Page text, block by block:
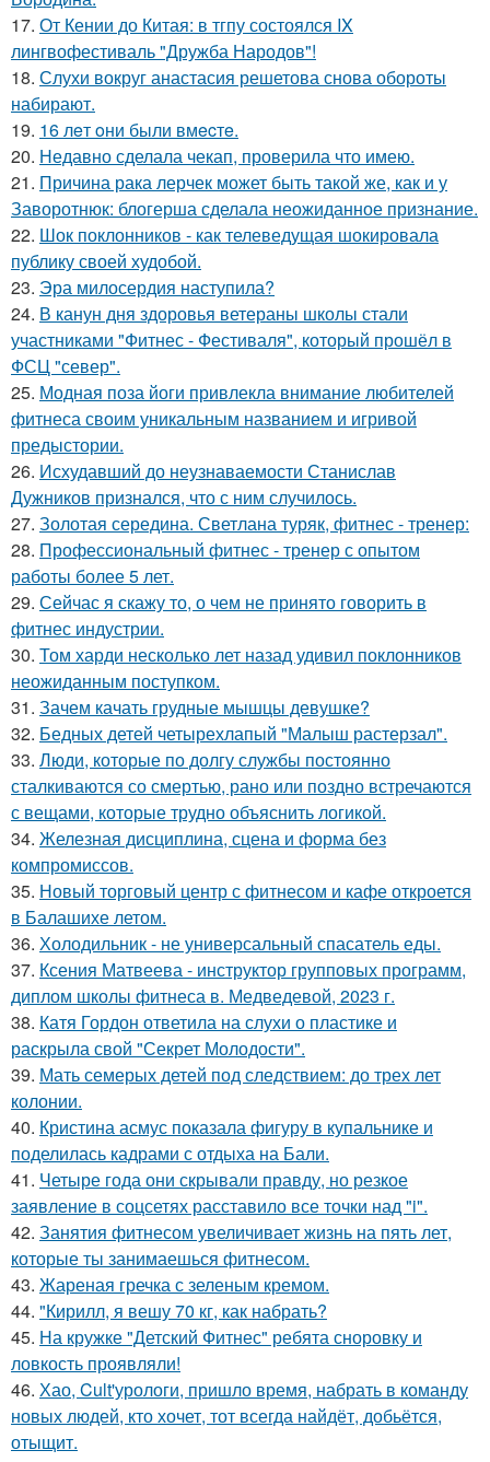
17. От Кении до Китая: в тгпу состоялся IX
лингвофестиваль "Дружба Народов"!
18. Слухи вокруг анастасия решетова снова обороты
набирают.
19. 16 лeт oни были вмecтe.
20. Недавно сделала чекап, проверила что имею.
21. Причина рака лерчек может быть такой же, как и у
Заворотнюк: блогерша сделала неожиданное признание.
22. Шок поклонников - как телеведущая шокировала
публику своей худобой.
23. Эра милосердия наступила?
24. В канун дня здоровья ветераны школы стали
участниками "Фитнес - Фестиваля", который прошёл в
ФСЦ "север".
25. Модная поза йоги привлекла внимание любителей
фитнеса своим уникальным названием и игривой
предыстории.
26. Исхудавший до неузнаваемости Станислав
Дужников признался, что с ним случилось.
27. Золотая середина. Светлана туряк, фитнес - тренер:
28. Профессиональный фитнес - тренер с опытом
работы более 5 лет.
29. Сейчас я скажу то, о чем не принято говорить в
фитнес индустрии.
30. Том харди несколько лет назад удивил поклонников
неожиданным поступком.
31. Зачем качать грудные мышцы девушке?
32. Бедных детей четырехлапый "Малыш растерзал".
33. Люди, которые по долгу службы постоянно
сталкиваются со смертью, рано или поздно встречаются
с вещами, которые трудно объяснить логикой.
34. Железная дисциплина, сцена и форма без
компромиссов.
35. Новый торговый центр с фитнесом и кафе откроется
в Балашихе летом.
36. Холодильник - не универсальный спасатель еды.
37. Ксения Матвеева - инструктор групповых программ,
диплом школы фитнеса в. Медведевой, 2023 г.
38. Катя Гордон ответила на слухи о пластике и
раскрыла свой "Секрет Молодости".
39. Мать семерых детей под следствием: до трех лет
колонии.
40. Кристина асмус показала фигуру в купальнике и
поделилась кадрами с отдыха на Бали.
41. Четыре года они скрывали правду, но резкое
заявление в соцсетях расставило все точки над "i".
42. Занятия фитнесом увеличивает жизнь на пять лет,
которые ты занимаешься фитнесом.
43. Жареная гречка с зеленым кремом.
44. "Кирилл, я вешу 70 кг, как набрать?
45. На кружке "Детский Фитнес" ребята сноровку и
ловкость проявляли!
46. Хао, Cult'урологи, пришло время, набрать в команду
новых людей, кто хочет, тот всегда найдёт, добьётся,
отыщит.